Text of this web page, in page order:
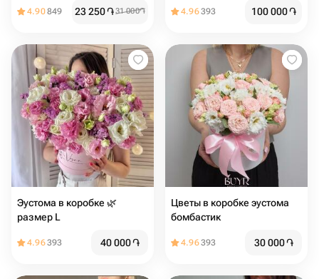
4.90849 23 250֏31 000֏ 4.96393 100 000֏
Эустома в коробке 🌿
размер L
4.96393 40 000֏
Цветы в коробке эустома
бомбастик
4.96393 30 000֏